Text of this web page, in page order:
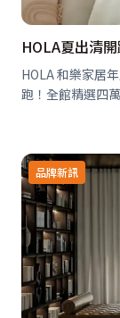
HOLA夏出清
HOLA 和樂家居
跑！全館精選四
品牌新訊